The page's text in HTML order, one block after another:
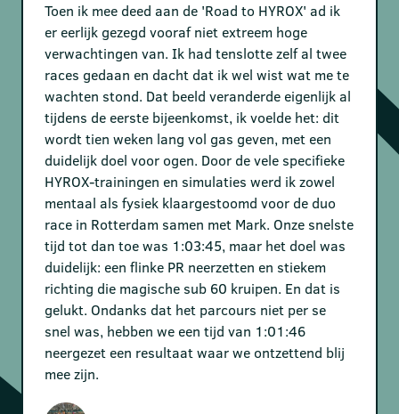
Toen ik mee deed aan de 'Road to HYROX' ad ik
er eerlijk gezegd vooraf niet extreem hoge
verwachtingen van. Ik had tenslotte zelf al twee
races gedaan en dacht dat ik wel wist wat me te
wachten stond. Dat beeld veranderde eigenlijk al
tijdens de eerste bijeenkomst, ik voelde het: dit
wordt tien weken lang vol gas geven, met een
duidelijk doel voor ogen. Door de vele specifieke
HYROX-trainingen en simulaties werd ik zowel
mentaal als fysiek klaargestoomd voor de duo
race in Rotterdam samen met Mark. Onze snelste
tijd tot dan toe was 1:03:45, maar het doel was
duidelijk: een flinke PR neerzetten en stiekem
richting die magische sub 60 kruipen. En dat is
gelukt. Ondanks dat het parcours niet per se
snel was, hebben we een tijd van 1:01:46
neergezet een resultaat waar we ontzettend blij
mee zijn.